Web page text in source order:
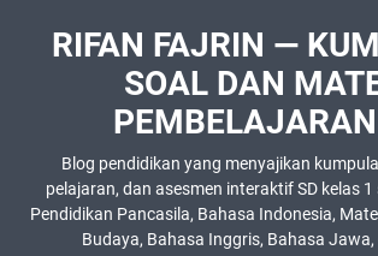
RIFAN FAJRIN —
SOAL DAN
Blog pendidikan yang menyajikan
pelajaran, dan asesmen interaktif SD kelas
Pendidikan Pancasila, Bahasa Indonesia,
Budaya, Bahasa Inggris, Bahasa Jawa,